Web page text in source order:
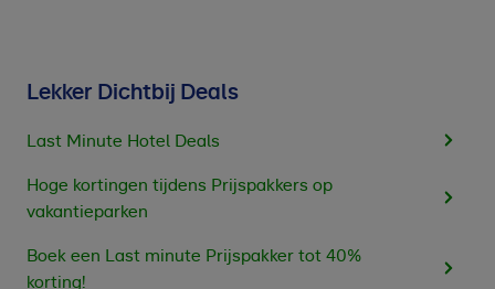
Lekker Dichtbij Deals
Last Minute Hotel Deals
Hoge kortingen tijdens Prijspakkers op
vakantieparken
Boek een Last minute Prijspakker tot 40%
korting!